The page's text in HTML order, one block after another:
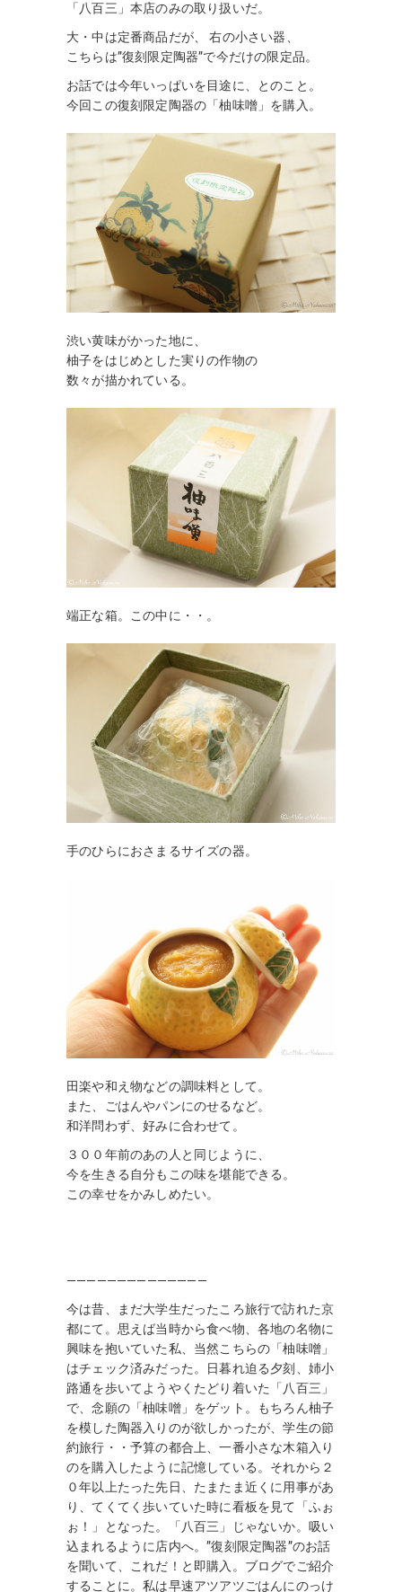
「八百三」本店のみの取り扱いだ。
大・中は定番商品だが、 右の小さい器、
こちらは”復刻限定陶器”で今だけの限定品。
お話では今年いっぱいを目途に、とのこと。
今回この復刻限定陶器の「柚味噌」を購入。
渋い黄味がかった地に、
柚子をはじめとした実りの作物の
数々が描かれている。
端正な箱。この中に・・。
手のひらにおさまるサイズの器。
田楽や和え物などの調味料として。
また、ごはんやパンにのせるなど。
和洋問わず、好みに合わせて。
３００年前のあの人と同じように、
今を生きる自分もこの味を堪能できる。
この幸せをかみしめたい。
——————————————
今は昔、まだ大学生だったころ旅行で訪れた京
都にて。思えば当時から食べ物、各地の名物に
興味を抱いていた私、当然こちらの「柚味噌」
はチェック済みだった。日暮れ迫る夕刻、姉小
路通を歩いてようやくたどり着いた「八百三」
で、念願の「柚味噌」をゲット。もちろん柚子
を模した陶器入りのが欲しかったが、学生の節
約旅行・・予算の都合上、一番小さな木箱入り
のを購入したように記憶している。それから２
０年以上たった先日、たまたま近くに用事があ
り、てくてく歩いていた時に看板を見て「ふぉ
ぉ！」となった。「八百三」じゃないか。吸い
込まれるように店内へ。”復刻限定陶器”のお話
を聞いて、これだ！と即購入。ブログでご紹介
することに。私は早速アツアツごはんにのっけ